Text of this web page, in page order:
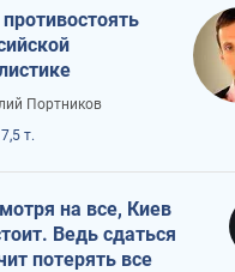
Портников
т.
на все, Киев
Ведь сдаться
потерять все